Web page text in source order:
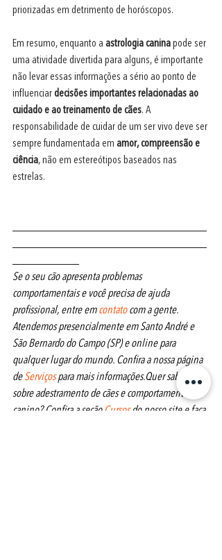
priorizadas em detrimento de horóscopos.
Em resumo, enquanto a astrologia canina pode ser
uma atividade divertida para alguns, é importante
não levar essas informações a sério ao ponto de
influenciar decisões importantes relacionadas ao
cuidado e ao treinamento de cães. A
responsabilidade de cuidar de um ser vivo deve ser
sempre fundamentada em amor, compreensão e
ciência, não em estereótipos baseados nas
estrelas.
Se o seu cão apresenta problemas
comportamentais e você precisa de ajuda
profissional, entre em contato com a gente.
Atendemos presencialmente em Santo André e
São Bernardo do Campo (SP) e online para
qualquer lugar do mundo. Confira a nossa página
de Serviços para mais informações.Quer saber mais
sobre adestramento de cães e comportamento
canino? Confira a seção Cursos do nosso site e faça